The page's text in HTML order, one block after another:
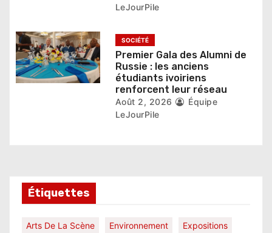
e
LeJourPile
SOCIÉTÉ
Premier Gala des Alumni de
Russie : les anciens
étudiants ivoiriens
renforcent leur réseau
Août 2, 2026
Équipe
LeJourPile
Étiquettes
Arts De La Scène Environnement Expositions